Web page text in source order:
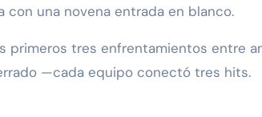
con una novena entrada en blanco.
primeros tres enfrentamientos entre
—cada equipo conectó tres hits.